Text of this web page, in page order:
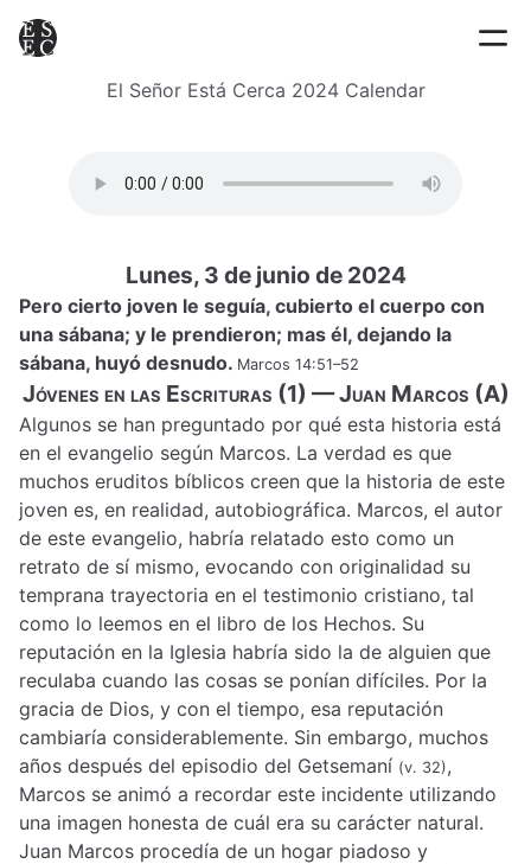
El Señor Está Cerca 2024 Calendar
Lunes, 3 de junio de 2024
Pero cierto joven le seguía, cubierto el cuerpo con
una sábana; y le prendieron; mas él, dejando la
sábana, huyó desnudo. Marcos 14:51–52
Jóvenes en las Escrituras (1) — Juan Marcos (A)
Algunos se han preguntado por qué esta historia está
en el evangelio según Marcos. La verdad es que
muchos eruditos bíblicos creen que la historia de este
joven es, en realidad, autobiográfica. Marcos, el autor
de este evangelio, habría relatado esto como un
retrato de sí mismo, evocando con originalidad su
temprana trayectoria en el testimonio cristiano, tal
como lo leemos en el libro de los Hechos. Su
reputación en la Iglesia habría sido la de alguien que
reculaba cuando las cosas se ponían difíciles. Por la
gracia de Dios, y con el tiempo, esa reputación
cambiaría considerablemente. Sin embargo, muchos
años después del episodio del Getsemaní (v. 32),
Marcos se animó a recordar este incidente utilizando
una imagen honesta de cuál era su carácter natural.
Juan Marcos procedía de un hogar piadoso y